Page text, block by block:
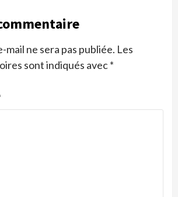
mail ne sera pas publiée. Les
sont indiqués avec*